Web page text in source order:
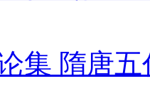
集 隋唐